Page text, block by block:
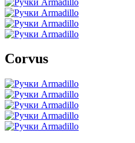
Corvus